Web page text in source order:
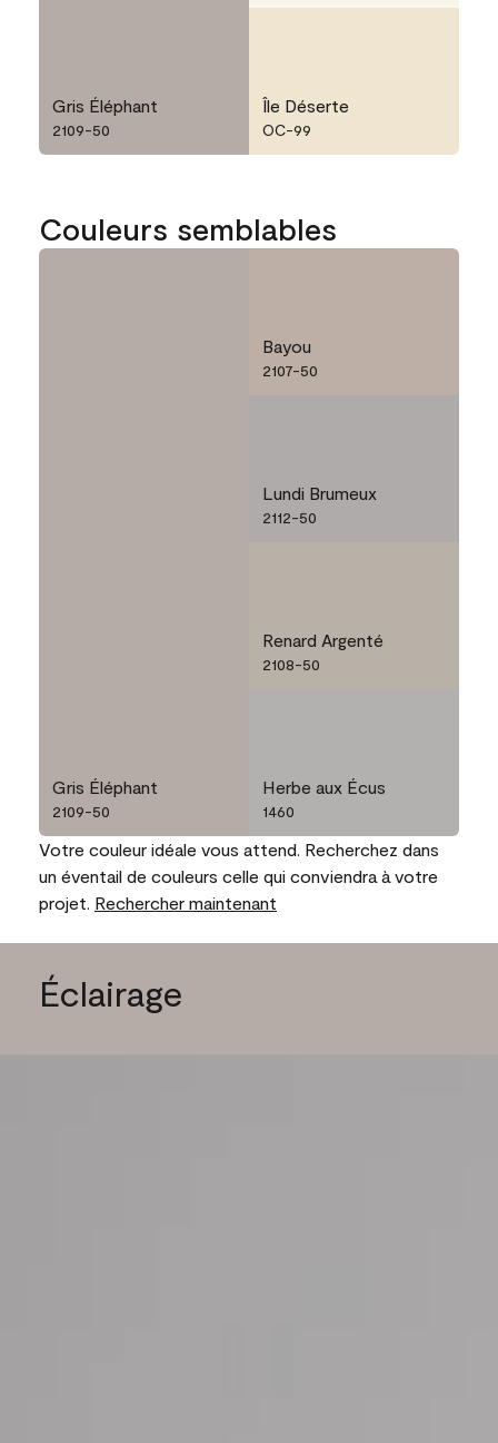
Gris Éléphant
2109-50
Île Déserte
OC-99
Couleurs semblables
Gris Éléphant
2109-50
Bayou
2107-50
Lundi Brumeux
2112-50
Renard Argenté
2108-50
Herbe aux Écus
1460
Votre couleur idéale vous attend. Recherchez dans
un éventail de couleurs celle qui conviendra à votre
projet. Rechercher maintenant
Éclairage